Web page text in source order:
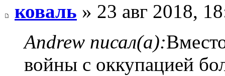
коваль » 23 авг 2018,
Andrew писал(а):
войны с оккупацией